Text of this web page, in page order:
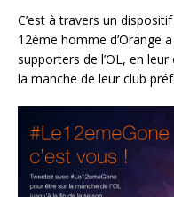
C’est à travers un
12ème homme d’Orange
supporters de l’OL, en
la manche de leur club